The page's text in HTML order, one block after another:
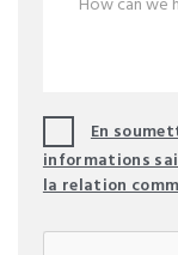
En
informations
la relation